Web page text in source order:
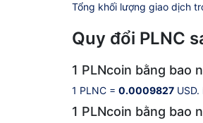
Tổng khối lượng giao dịch
Quy đổi PLNC
1 PLNcoin bằng bao
1 PLNC = 0.0009827
1 PLNcoin bằng bao